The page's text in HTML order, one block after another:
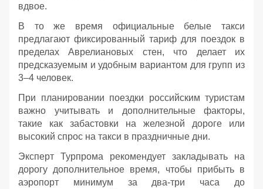
вдвое.
В то же время официальные белые такси
предлагают фиксированный тариф для поездок в
пределах Аврелиановых стен, что делает их
предсказуемым и удобным вариантом для групп из
3–4 человек.
При планировании поездки российским туристам
важно учитывать и дополнительные факторы,
такие как забастовки на железной дороге или
высокий спрос на такси в праздничные дни.
Эксперт Турпрома рекомендует закладывать на
дорогу дополнительное время, чтобы прибыть в
аэропорт минимум за два-три часа до